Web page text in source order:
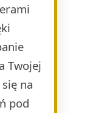
Twojej
na
pod